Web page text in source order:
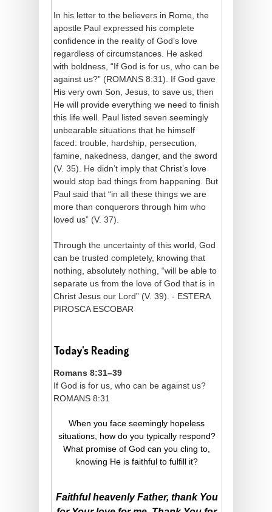
In his letter to the believers in Rome, the
apostle Paul expressed his complete
confidence in the reality of God’s love
regardless of circumstances. He asked
with boldness, “If God is for us, who can be
against us?” (ROMANS 8:31). If God gave
His very own Son, Jesus, to save us, then
He will provide everything we need to finish
this life well. Paul listed seven seemingly
unbearable situations that he himself
faced: trouble, hardship, persecution,
famine, nakedness, danger, and the sword
(V. 35). He didn’t imply that Christ’s love
would stop bad things from happening. But
Paul said that “in all these things we are
more than conquerors through him who
loved us” (V. 37).
Through the uncertainty of this world, God
can be trusted completely, knowing that
nothing, absolutely nothing, “will be able to
separate us from the love of God that is in
Christ Jesus our Lord” (V. 39). - ESTERA
PIROSCA ESCOBAR
Today's Reading
Romans 8:31–39
If God is for us, who can be against us?
ROMANS 8:31
When you face seemingly hopeless
situations, how do you typically respond?
What promise of God can you cling to,
knowing He is faithful to fulfill it?
Faithful heavenly Father, thank You